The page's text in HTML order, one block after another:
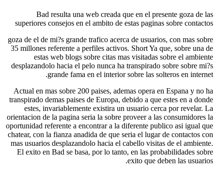
Bad resulta una web creada que en el presente
superiores consejos en el ambito de estas paginas sobre
goza de el de mi?s grande trafico acerca de usuarios, con
35 millones referente a perfiles activos. Short Ya que,
estas web blogs sobre citas mas visitadas sobre el
desplazandolo hacia el pelo nunca ha transpirado sobre
grande fama en el interior sobre las solteros
Actual en mas sobre 200 paises, ademas opera en
transpirado demas paises de Europa, debido a que estes
estes, invariablemente existira un usuario cerca por
orientacion de la pagina seri­a la sobre proveer a las
oportunidad referente a encontrar a la diferente publico asi­
chatear, con la fianza anadida de que seri­a el lugar de
mas usuarios desplazandolo hacia el cabello visitas de el
El exito en Bad se basa, por lo tanto, en las
exito que deben